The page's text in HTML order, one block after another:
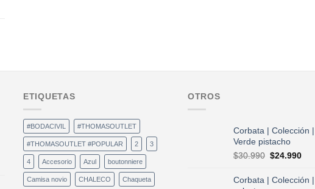
ETIQUETAS
#BODACIVIL #THOMASOUTLET
#THOMASOUTLET #POPULAR 2 3
4 Accesorio Azul boutonniere
Camisa novio CHALECO Chaqueta
OTROS
Corbata | Colección |
Verde pistacho
$30.990 El
original
$24.990El
Corbata | Colección